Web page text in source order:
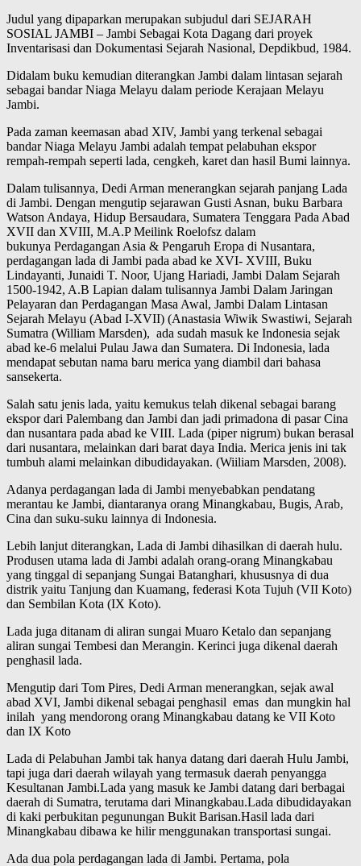
Judul yang dipaparkan merupakan subjudul dari SEJARAH
SOSIAL JAMBI – Jambi Sebagai Kota Dagang dari proyek
Inventarisasi dan Dokumentasi Sejarah Nasional, Depdikbud, 1984.
Didalam buku kemudian diterangkan Jambi dalam lintasan sejarah
sebagai bandar Niaga Melayu dalam periode Kerajaan Melayu
Jambi.
Pada zaman keemasan abad XIV, Jambi yang terkenal sebagai
bandar Niaga Melayu Jambi adalah tempat pelabuhan ekspor
rempah-rempah seperti lada, cengkeh, karet dan hasil Bumi lainnya.
Dalam tulisannya, Dedi Arman menerangkan sejarah panjang Lada
di Jambi. Dengan mengutip sejarawan Gusti Asnan, buku Barbara
Watson Andaya, Hidup Bersaudara, Sumatera Tenggara Pada Abad
XVII dan XVIII, M.A.P Meilink Roelofsz dalam
bukunya Perdagangan Asia & Pengaruh Eropa di Nusantara,
perdagangan lada di Jambi pada abad ke XVI- XVIII, Buku
Lindayanti, Junaidi T. Noor, Ujang Hariadi, Jambi Dalam Sejarah
1500-1942, A.B Lapian dalam tulisannya Jambi Dalam Jaringan
Pelayaran dan Perdagangan Masa Awal, Jambi Dalam Lintasan
Sejarah Melayu (Abad I-XVII) (Anastasia Wiwik Swastiwi, Sejarah
Sumatra (William Marsden), ada sudah masuk ke Indonesia sejak
abad ke-6 melalui Pulau Jawa dan Sumatera. Di Indonesia, lada
mendapat sebutan nama baru merica yang diambil dari bahasa
sansekerta.
Salah satu jenis lada, yaitu kemukus telah dikenal sebagai barang
ekspor dari Palembang dan Jambi dan jadi primadona di pasar Cina
dan nusantara pada abad ke VIII. Lada (piper nigrum) bukan berasal
dari nusantara, melainkan dari barat daya India. Merica jenis ini tak
tumbuh alami melainkan dibudidayakan. (Wiiliam Marsden, 2008).
Adanya perdagangan lada di Jambi menyebabkan pendatang
merantau ke Jambi, diantaranya orang Minangkabau, Bugis, Arab,
Cina dan suku-suku lainnya di Indonesia.
Lebih lanjut diterangkan, Lada di Jambi dihasilkan di daerah hulu.
Produsen utama lada di Jambi adalah orang-orang Minangkabau
yang tinggal di sepanjang Sungai Batanghari, khususnya di dua
distrik yaitu Tanjung dan Kuamang, federasi Kota Tujuh (VII Koto)
dan Sembilan Kota (IX Koto).
Lada juga ditanam di aliran sungai Muaro Ketalo dan sepanjang
aliran sungai Tembesi dan Merangin. Kerinci juga dikenal daerah
penghasil lada.
Mengutip dari Tom Pires, Dedi Arman menerangkan, sejak awal
abad XVI, Jambi dikenal sebagai penghasil emas dan mungkin hal
inilah yang mendorong orang Minangkabau datang ke VII Koto
dan IX Koto
Lada di Pelabuhan Jambi tak hanya datang dari daerah Hulu Jambi,
tapi juga dari daerah wilayah yang termasuk daerah penyangga
Kesultanan Jambi.Lada yang masuk ke Jambi datang dari berbagai
daerah di Sumatra, terutama dari Minangkabau.Lada dibudidayakan
di kaki perbukitan pegunungan Bukit Barisan.Hasil lada dari
Minangkabau dibawa ke hilir menggunakan transportasi sungai.
Ada dua pola perdagangan lada di Jambi. Pertama, pola